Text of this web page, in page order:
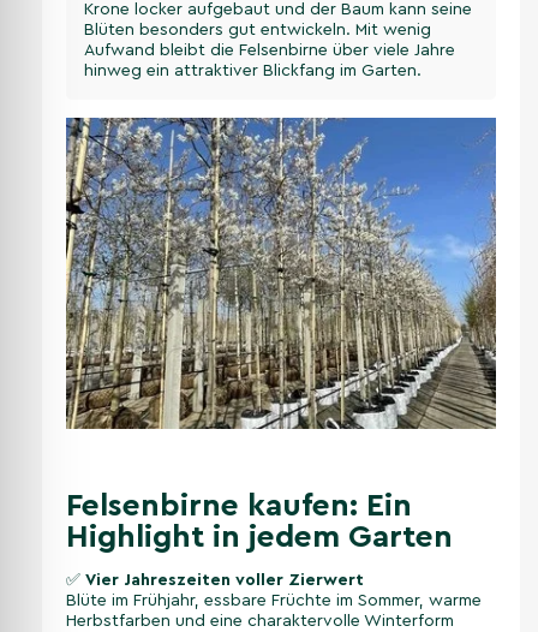
Krone locker aufgebaut und der Baum kann seine
Blüten besonders gut entwickeln. Mit wenig
Aufwand bleibt die Felsenbirne über viele Jahre
hinweg ein attraktiver Blickfang im Garten.
Felsenbirne kaufen: Ein
Highlight in jedem Garten
✅ Vier Jahreszeiten voller Zierwert
Blüte im Frühjahr, essbare Früchte im Sommer, warme
Herbstfarben und eine charaktervolle Winterform